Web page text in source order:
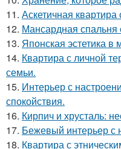
11. Аскетичная
12. Мансардная
13. Японская эстетика в
14. Квартира с личной
семьи.
15. Интерьер с
спокойствия.
16. Кирпич и хрусталь:
17. Бежевый интерьер с
18. Квартира с